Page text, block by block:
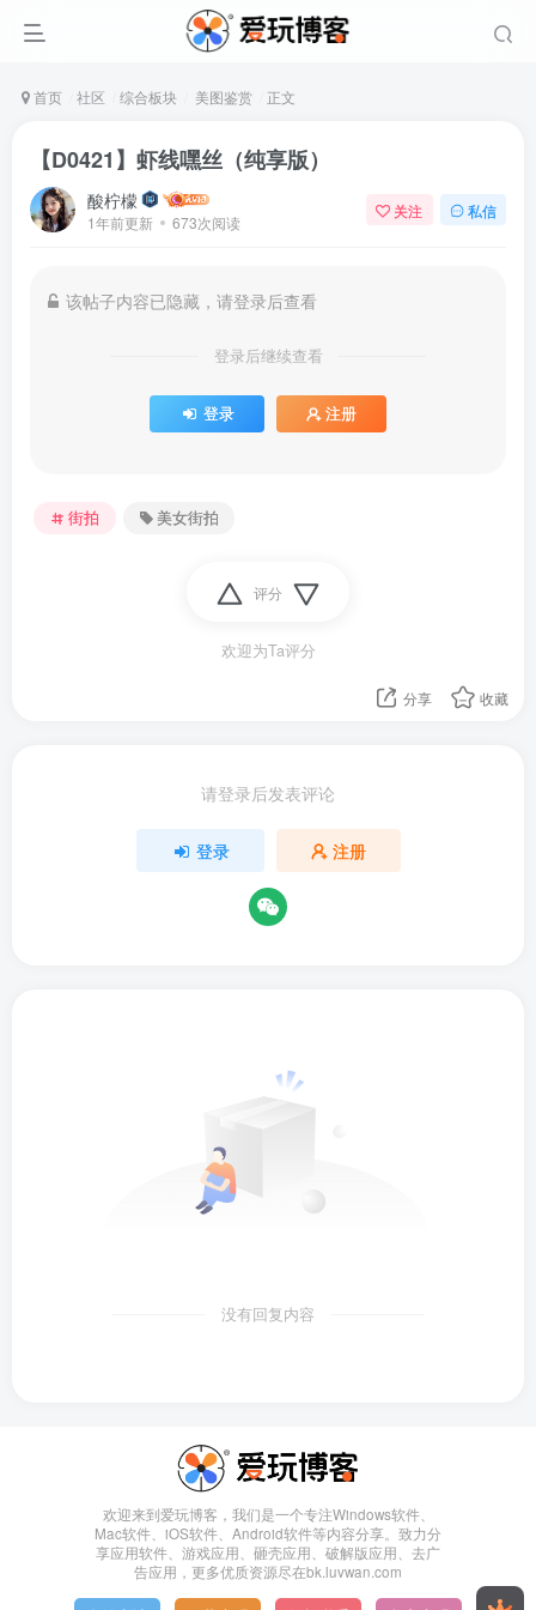
首页 社区 综合板块 美图鉴赏 正文
【D0421】虾线嘿丝（纯享版）
酸柠檬
1年前更新 673次阅读
关注 私信
该帖子内容已隐藏，请登录后查看
登录后继续查看
登录 注册
街拍 美女街拍
评分
欢迎为Ta评分
分享 收藏
请登录后发表评论
登录 注册
没有回复内容
欢迎来到爱玩博客，我们是一个专注Windows软件、
Mac软件、iOS软件、Android软件等内容分享。致力分
享应用软件、游戏应用、砸壳应用、破解版应用、去广
告应用，更多优质资源尽在bk.luvwan.com